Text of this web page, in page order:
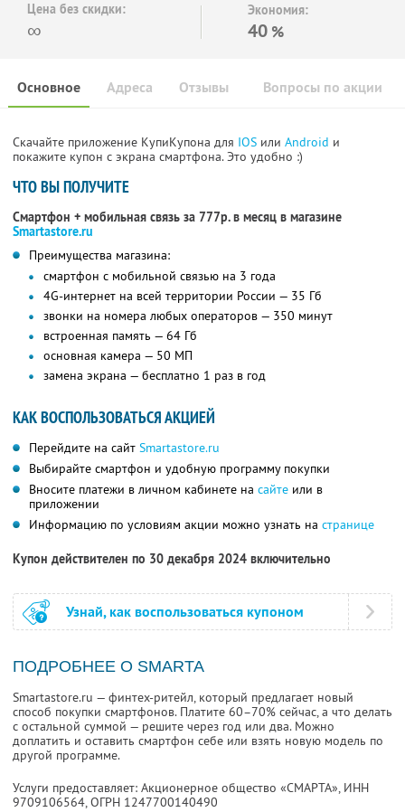
Цена без скидки:
∞
Экономия:
40 %
Основное Отзывы Вопросы по акции
Адреса
Скачайте приложение КупиКупона для IOS или Android и
покажите купон с экрана смартфона. Это удобно :)
ЧТО ВЫ ПОЛУЧИТЕ
Смартфон + мобильная связь за 777р. в месяц в магазине
Smartastore.ru
Преимущества магазина:
смартфон с мобильной связью на 3 года
4G-интернет на всей территории России — 35 Гб
звонки на номера любых операторов — 350 минут
встроенная память — 64 Гб
основная камера — 50 МП
замена экрана — бесплатно 1 раз в год
КАК ВОСПОЛЬЗОВАТЬСЯ АКЦИЕЙ
Перейдите на сайт Smartastore.ru
Выбирайте смартфон и удобную программу покупки
Вносите платежи в личном кабинете на сайте или в
приложении
Информацию по условиям акции можно узнать на странице
Купон действителен по 30 декабря 2024 включительно
Узнай, как воспользоваться купоном
ПОДРОБНЕЕ О SMARTA
Smartastore.ru — финтех-ритейл, который предлагает новый
способ покупки смартфонов. Платите 60–70% сейчас, а что делать
с остальной суммой — решите через год или два. Можно
доплатить и оставить смартфон себе или взять новую модель по
другой программе.
Услуги предоставляет: Акционерное общество «СМАРТА», ИНН
9709106564, ОГРН 1247700140490